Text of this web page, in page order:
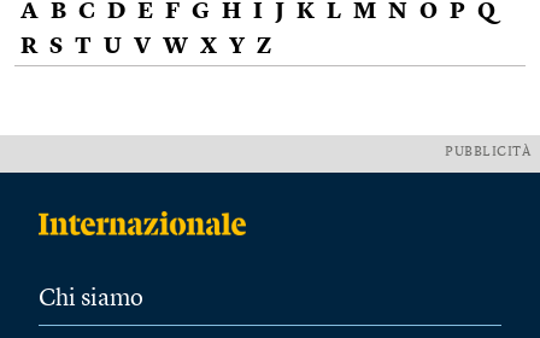
A B C D E F G H I J K L M N O P Q
R S T U V W X Y Z
PUBBLICITÀ
Chi siamo